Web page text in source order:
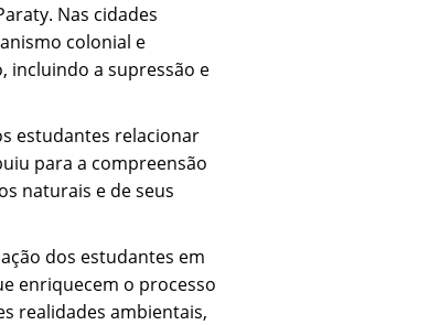
Nas cidades
colonial e
incluindo a supressão e
estudantes relacionar
para a compreensão
naturais e de seus
dos estudantes em
enriquecem o processo
realidades ambientais,